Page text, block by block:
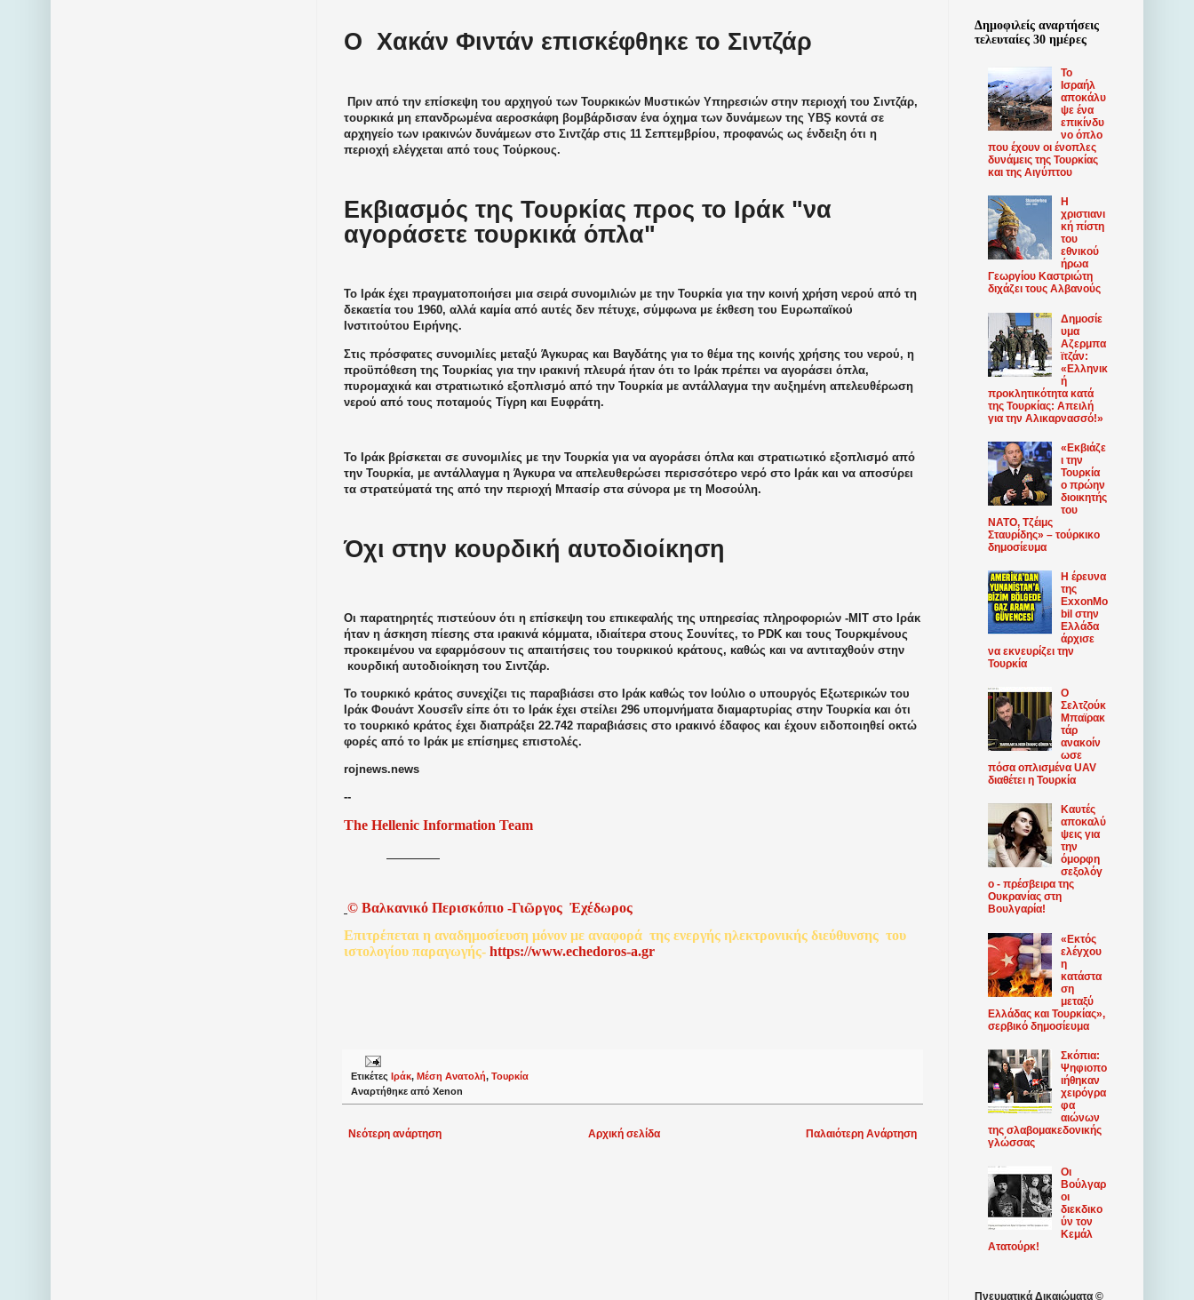
Ο Χακάν Φιντάν επισκέφθηκε το Σιντζάρ
Πριν από την επίσκεψη του αρχηγού των Τουρκικών Μυστικών Υπηρεσιών στην περιοχή του Σιντζάρ,
τουρκικά μη επανδρωμένα αεροσκάφη βομβάρδισαν ένα όχημα των δυνάμεων της YBŞ κοντά σε
αρχηγείο των ιρακινών δυνάμεων στο Σιντζάρ στις 11 Σεπτεμβρίου, προφανώς ως ένδειξη ότι η
περιοχή ελέγχεται από τους Τούρκους.
Εκβιασμός της Τουρκίας προς το Ιράκ "να
αγοράσετε τουρκικά όπλα"
Το Ιράκ έχει πραγματοποιήσει μια σειρά συνομιλιών με την Τουρκία για την κοινή χρήση νερού από τη
δεκαετία του 1960, αλλά καμία από αυτές δεν πέτυχε, σύμφωνα με έκθεση του Ευρωπαϊκού
Ινστιτούτου Ειρήνης.
Στις πρόσφατες συνομιλίες μεταξύ Άγκυρας και Βαγδάτης για το θέμα της κοινής χρήσης του νερού, η
προϋπόθεση της Τουρκίας για την ιρακινή πλευρά ήταν ότι το Ιράκ πρέπει να αγοράσει όπλα,
πυρομαχικά και στρατιωτικό εξοπλισμό από την Τουρκία με αντάλλαγμα την αυξημένη απελευθέρωση
νερού από τους ποταμούς Τίγρη και Ευφράτη.
Το Ιράκ βρίσκεται σε συνομιλίες με την Τουρκία για να αγοράσει όπλα και στρατιωτικό εξοπλισμό από
την Τουρκία, με αντάλλαγμα η Άγκυρα να απελευθερώσει περισσότερο νερό στο Ιράκ και να αποσύρει
τα στρατεύματά της από την περιοχή Μπασίρ στα σύνορα με τη Μοσούλη.
Όχι στην κουρδική αυτοδιοίκηση
Οι παρατηρητές πιστεύουν ότι η επίσκεψη του επικεφαλής της υπηρεσίας πληροφοριών -MIT στο Ιράκ
ήταν η άσκηση πίεσης στα ιρακινά κόμματα, ιδιαίτερα στους Σουνίτες, το PDK και τους Τουρκμένους
προκειμένου να εφαρμόσουν τις απαιτήσεις του τουρκικού κράτους, καθώς και να αντιταχθούν στην
κουρδική αυτοδιοίκηση του Σιντζάρ.
Το τουρκικό κράτος συνεχίζει τις παραβιάσει στο Ιράκ καθώς τον Ιούλιο ο υπουργός Εξωτερικών του
Ιράκ Φουάντ Χουσεΐν είπε ότι το Ιράκ έχει στείλει 296 υπομνήματα διαμαρτυρίας στην Τουρκία και ότι
το τουρκικό κράτος έχει διαπράξει 22.742 παραβιάσεις στο ιρακινό έδαφος και έχουν ειδοποιηθεί οκτώ
φορές από το Ιράκ με επίσημες επιστολές.
rojnews.news
--
The Hellenic Information Team
© Βαλκανικό Περισκόπιο -Γιῶργος Ἐχέδωρος
Επιτρέπεται η αναδημοσίευση μόνον με αναφορά της ενεργής ηλεκτρονικής διεύθυνσης του
ιστολογίου παραγωγής- https://www.echedoros-a.gr
Ετικέτες Ιράκ, Μέση Ανατολή, Τουρκία
Αναρτήθηκε από Xenon
Νεότερη ανάρτηση Παλαιότερη Ανάρτηση
Αρχική σελίδα
Δημοφιλείς αναρτήσεις
τελευταίες 30 ημέρες
Το
Ισραήλ
αποκάλυ
ψε ένα
επικίνδυ
νο όπλο
που έχουν οι ένοπλες
δυνάμεις της Τουρκίας
και της Αιγύπτου
Η
χριστιανι
κή πίστη
του
εθνικού
ήρωα
Γεωργίου Καστριώτη
διχάζει τους Αλβανούς
Δημοσίε
υμα
Αζερμπα
ϊτζάν:
«Ελληνικ
ή
προκλητικότητα κατά
της Τουρκίας: Απειλή
για την Αλικαρνασσό!»
«Εκβιάζε
ι την
Τουρκία
ο πρώην
διοικητής
του
ΝΑΤΟ, Τζέιμς
Σταυρίδης» – τούρκικο
δημοσίευμα
Η έρευνα
της
ExxonMo
bil στην
Ελλάδα
άρχισε
να εκνευρίζει την
Τουρκία
Ο
Σελτζούκ
Μπαϊρακ
τάρ
ανακοίν
ωσε
πόσα οπλισμένα UAV
διαθέτει η Τουρκία
Καυτές
αποκαλύ
ψεις για
την
όμορφη
σεξολόγ
ο - πρέσβειρα της
Ουκρανίας στη
Βουλγαρία!
«Εκτός
ελέγχου
η
κατάστα
ση
μεταξύ
Ελλάδας και Τουρκίας»,
σερβικό δημοσίευμα
Σκόπια:
Ψηφιοπο
ιήθηκαν
χειρόγρα
φα
αιώνων
της σλαβομακεδονικής
γλώσσας
Οι
Βούλγαρ
οι
διεκδικο
ύν τον
Κεμάλ
Ατατούρκ!
Πνευματικά Δικαιώματα ©